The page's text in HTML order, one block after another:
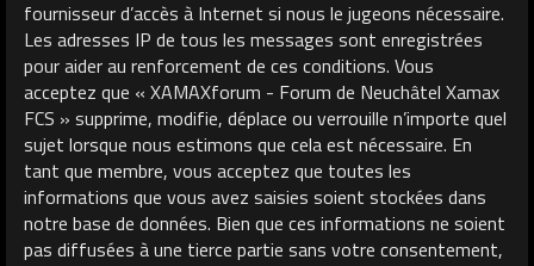
fournisseur d’accès à Internet si nous le jugeons nécessaire.
Les adresses IP de tous les messages sont enregistrées
pour aider au renforcement de ces conditions. Vous
acceptez que « XAMAXforum - Forum de Neuchâtel Xamax
FCS » supprime, modifie, déplace ou verrouille n’importe quel
sujet lorsque nous estimons que cela est nécessaire. En
tant que membre, vous acceptez que toutes les
informations que vous avez saisies soient stockées dans
notre base de données. Bien que ces informations ne soient
pas diffusées à une tierce partie sans votre consentement,